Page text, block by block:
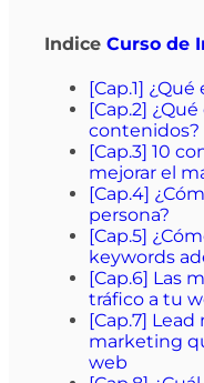
Indice Curso de
[Cap.1]
[Cap.2]
[Cap.3] 10
mejorar el
[Cap.4]
persona?
[Cap.5]
keywords
[Cap.6] Las
tráfico a tu
[Cap.7]
marketing
web